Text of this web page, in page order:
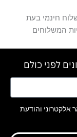
חינמי בעת
המשלוחים
לפני כולם
אלקטרוני והודעת